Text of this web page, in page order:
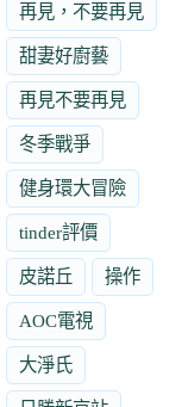
再見，不要再見
甜妻好廚藝
再見不要再見
冬季戰爭
健身環大冒險
tinder評價
皮諾丘 操作
AOC電視
大淨氏